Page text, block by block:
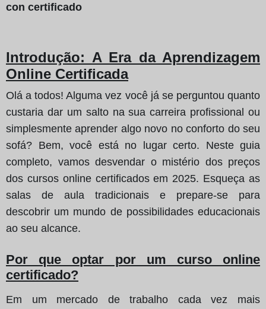
con certificado
Introdução: A Era da Aprendizagem
Online Certificada
Olá a todos! Alguma vez você já se perguntou quanto
custaria dar um salto na sua carreira profissional ou
simplesmente aprender algo novo no conforto do seu
sofá? Bem, você está no lugar certo. Neste guia
completo, vamos desvendar o mistério dos preços
dos cursos online certificados em 2025. Esqueça as
salas de aula tradicionais e prepare-se para
descobrir um mundo de possibilidades educacionais
ao seu alcance.
Por que optar por um curso online
certificado?
Em um mercado de trabalho cada vez mais